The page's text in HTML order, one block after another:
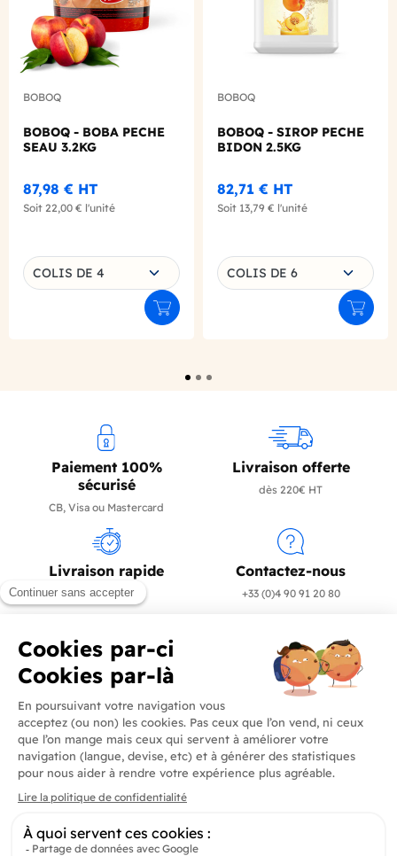
BOBOQ
BOBOQ - BOBA PECHE
SEAU 3.2KG
87,98 € HT
Soit 22,00 € l'unité
Choisissez une déclinaison
COLIS DE 4
Ajouter au panier
BOBOQ
BOBOQ - SIROP PECHE
BIDON 2.5KG
82,71 € HT
Soit 13,79 € l'unité
Choisissez une déclinaison
COLIS DE 6
Paiement 100%
sécurisé
CB, Visa ou Mastercard
Livraison offerte
dès 220€ HT
Livraison rapide
en 24/72h
Contactez-nous
+33 (0)4 90 91 20 80